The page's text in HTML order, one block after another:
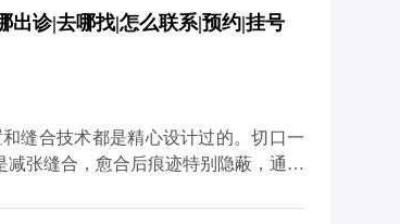
突，关键是要找对时间、用对方式，
出诊|去哪找|怎么联系|预约|挂号
缝合技术都是精心设计过的。切口一
张缝合，愈合后痕迹特别隐蔽，通常
操作规范，这种情况很少出现。 当